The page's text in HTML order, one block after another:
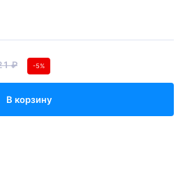
₽ -5%
В корзину